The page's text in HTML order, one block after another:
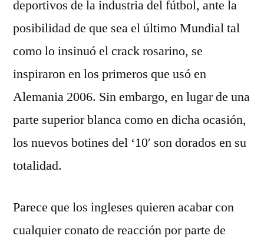
deportivos de la industria del fútbol, ante la
posibilidad de que sea el último Mundial tal
como lo insinuó el crack rosarino, se
inspiraron en los primeros que usó en
Alemania 2006. Sin embargo, en lugar de una
parte superior blanca como en dicha ocasión,
los nuevos botines del ‘10′ son dorados en su
totalidad.
Parece que los ingleses quieren acabar con
cualquier conato de reacción por parte de